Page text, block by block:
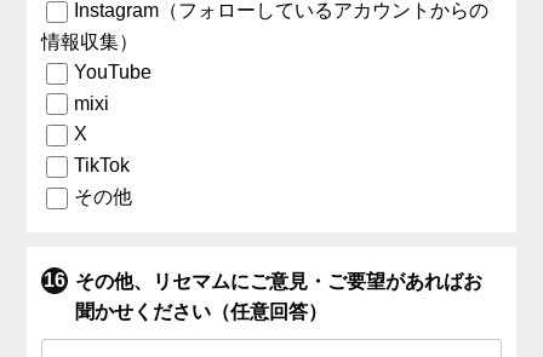
Instagram（フォローしているアカウントからの
情報収集）
YouTube
mixi
X
TikTok
その他
その他、リセマムにご意見・ご要望があればお
聞かせください（任意回答）